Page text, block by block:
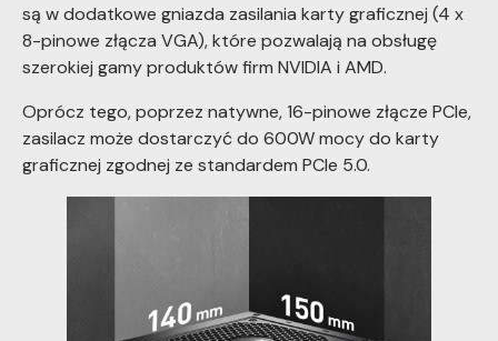
są w dodatkowe gniazda zasilania karty graficznej (4 x
8-pinowe złącza VGA), które pozwalają na obsługę
szerokiej gamy produktów firm NVIDIA i AMD.
Oprócz tego, poprzez natywne, 16-pinowe złącze PCIe,
zasilacz może dostarczyć do 600W mocy do karty
graficznej zgodnej ze standardem PCIe 5.0.